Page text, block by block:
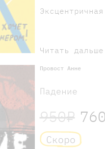
Читать дальше
Провост Анне
Падение
950₽
Скоро